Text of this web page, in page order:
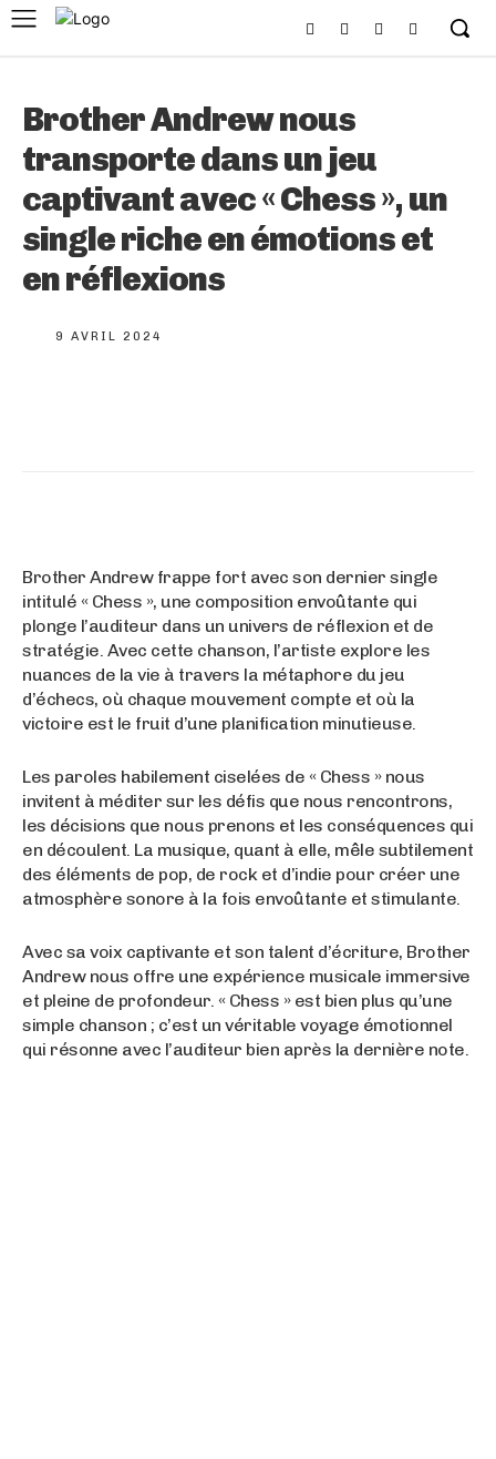
Brother Andrew nous
transporte dans un jeu
captivant avec « Chess », un
single riche en émotions et
en réflexions
9 AVRIL 2024
Brother Andrew frappe fort avec son dernier single
intitulé « Chess », une composition envoûtante qui
plonge l’auditeur dans un univers de réflexion et de
stratégie. Avec cette chanson, l’artiste explore les
nuances de la vie à travers la métaphore du jeu
d’échecs, où chaque mouvement compte et où la
victoire est le fruit d’une planification minutieuse.
Les paroles habilement ciselées de « Chess » nous
invitent à méditer sur les défis que nous rencontrons,
les décisions que nous prenons et les conséquences qui
en découlent. La musique, quant à elle, mêle subtilement
des éléments de pop, de rock et d’indie pour créer une
atmosphère sonore à la fois envoûtante et stimulante.
Avec sa voix captivante et son talent d’écriture, Brother
Andrew nous offre une expérience musicale immersive
et pleine de profondeur. « Chess » est bien plus qu’une
simple chanson ; c’est un véritable voyage émotionnel
qui résonne avec l’auditeur bien après la dernière note.